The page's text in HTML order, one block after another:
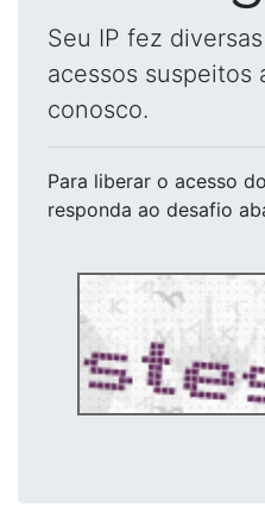
Seu IP fez
acessos suspeitos
conosco.
Para liberar o acesso
responda ao desafio